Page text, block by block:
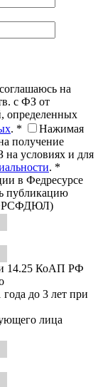
на
с ФЗ от
определенных
. *
Нажимая
получение
условиях и для
. *
в Федресурсе
публикацию
14.25 КоАП РФ
до 3 лет при
лица